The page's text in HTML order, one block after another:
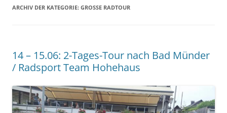
ARCHIV DER KATEGORIE: GROSSE RADTOUR
14 – 15.06: 2-Tages-Tour nach Bad Münder
/ Radsport Team Hohehaus